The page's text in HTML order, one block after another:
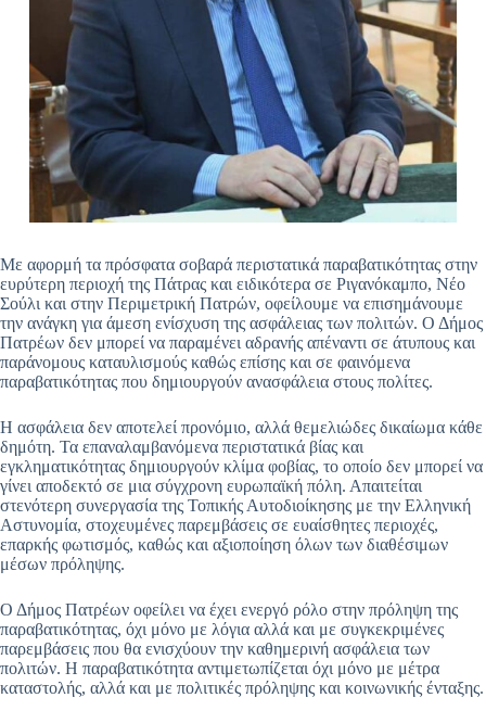
Με αφορμή τα πρόσφατα σοβαρά περιστατικά παραβατικότητας στην
ευρύτερη περιοχή της Πάτρας και ειδικότερα σε Ριγανόκαμπο, Νέο
Σούλι και στην Περιμετρική Πατρών, οφείλουμε να επισημάνουμε
την ανάγκη για άμεση ενίσχυση της ασφάλειας των πολιτών. Ο Δήμος
Πατρέων δεν μπορεί να παραμένει αδρανής απέναντι σε άτυπους και
παράνομους καταυλισμούς καθώς επίσης και σε φαινόμενα
παραβατικότητας που δημιουργούν ανασφάλεια στους πολίτες.
Η ασφάλεια δεν αποτελεί προνόμιο, αλλά θεμελιώδες δικαίωμα κάθε
δημότη. Τα επαναλαμβανόμενα περιστατικά βίας και
εγκληματικότητας δημιουργούν κλίμα φοβίας, το οποίο δεν μπορεί να
γίνει αποδεκτό σε μια σύγχρονη ευρωπαϊκή πόλη. Απαιτείται
στενότερη συνεργασία της Τοπικής Αυτοδιοίκησης με την Ελληνική
Αστυνομία, στοχευμένες παρεμβάσεις σε ευαίσθητες περιοχές,
επαρκής φωτισμός, καθώς και αξιοποίηση όλων των διαθέσιμων
μέσων πρόληψης.
Ο Δήμος Πατρέων οφείλει να έχει ενεργό ρόλο στην πρόληψη της
παραβατικότητας, όχι μόνο με λόγια αλλά και με συγκεκριμένες
παρεμβάσεις που θα ενισχύουν την καθημερινή ασφάλεια των
πολιτών. Η παραβατικότητα αντιμετωπίζεται όχι μόνο με μέτρα
καταστολής, αλλά και με πολιτικές πρόληψης και κοινωνικής ένταξης.